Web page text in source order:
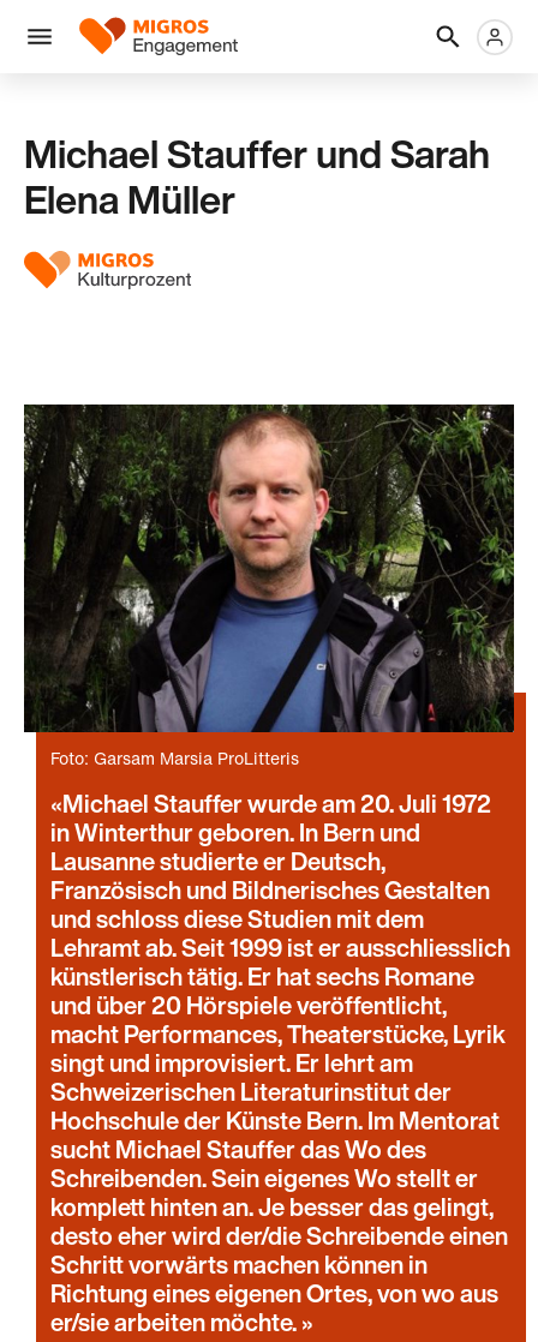
Navigation
überspringen
Menü
Logo
Michael Stauffer und Sarah
Elena Müller
Foto: Garsam Marsia ProLitteris
Michael Stauffer wurde am 20. Juli 1972
in Winterthur geboren. In Bern und
Lausanne studierte er Deutsch,
Französisch und Bildnerisches Gestalten
und schloss diese Studien mit dem
Lehramt ab. Seit 1999 ist er ausschliesslich
künstlerisch tätig. Er hat sechs Romane
und über 20 Hörspiele veröffentlicht,
macht Performances, Theaterstücke, Lyrik
singt und improvisiert. Er lehrt am
Schweizerischen Literaturinstitut der
Hochschule der Künste Bern. Im Mentorat
sucht Michael Stauffer das Wo des
Schreibenden. Sein eigenes Wo stellt er
komplett hinten an. Je besser das gelingt,
desto eher wird der/die Schreibende einen
Schritt vorwärts machen können in
Richtung eines eigenen Ortes, von wo aus
er/sie arbeiten möchte.